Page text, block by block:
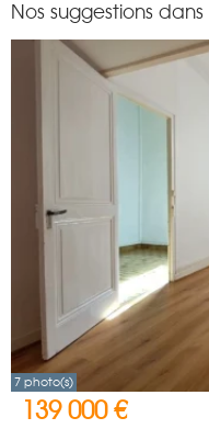
Nos suggestions
7 photo(s)
139 000 €